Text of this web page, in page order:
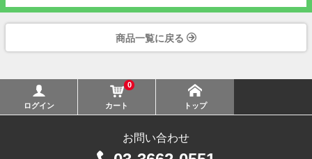
UBZ-RJ27 JVCケンウッド(JVC KENWOOD)製 特定小電力トランシ
商品一覧に戻る
ログイン
0
カート トップ
お問い合わせ